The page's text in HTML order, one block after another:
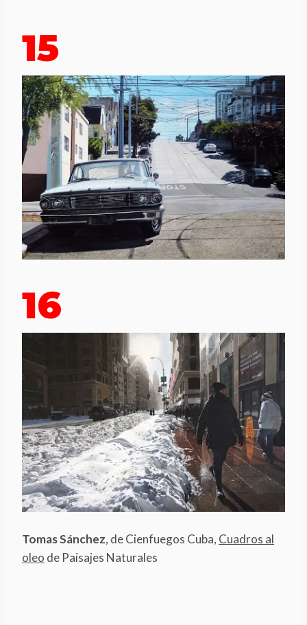
15
16
Tomas Sánchez, de Cienfuegos Cuba, Cuadros al
oleo de Paisajes Naturales